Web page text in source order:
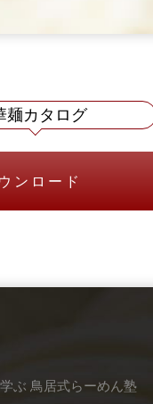
麺カタログ
ンロード
ぶ 鳥居式らーめん塾